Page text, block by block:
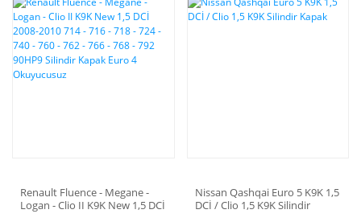
Renault Fluence - Megane -
Logan - Clio II K9K New 1,5 DCİ
Nissan Qashqai Euro 5 K9K 1,5
DCİ / Clio 1,5 K9K Silindir